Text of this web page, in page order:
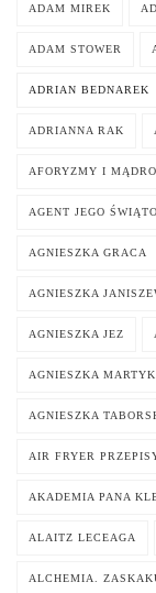
ADAM MIREK
ADAM STOWER
ADRIAN BEDNAREK
ADRIANNA RAK
AFORYZMY I
AGENT JEGO
AGNIESZKA GRACA
AGNIESZKA
AGNIESZKA JEZ
AGNIESZKA
AGNIESZKA
AIR FRYER
AKADEMIA PANA
ALAITZ LECEAGA
ALCHEMIA.